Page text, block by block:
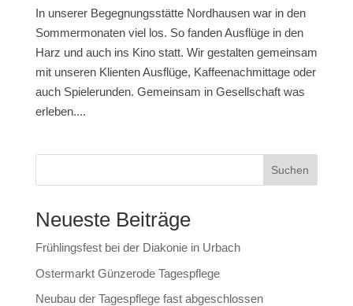
In unserer Begegnungsstätte Nordhausen war in den
Sommermonaten viel los. So fanden Ausflüge in den
Harz und auch ins Kino statt. Wir gestalten gemeinsam
mit unseren Klienten Ausflüge, Kaffeenachmittage oder
auch Spielerunden. Gemeinsam in Gesellschaft was
erleben....
Suchen
Neueste Beiträge
Frühlingsfest bei der Diakonie in Urbach
Ostermarkt Günzerode Tagespflege
Neubau der Tagespflege fast abgeschlossen